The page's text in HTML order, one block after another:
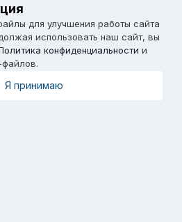
для улучшения работы сайта
использовать наш сайт, вы
конфиденциальности и
Я принимаю